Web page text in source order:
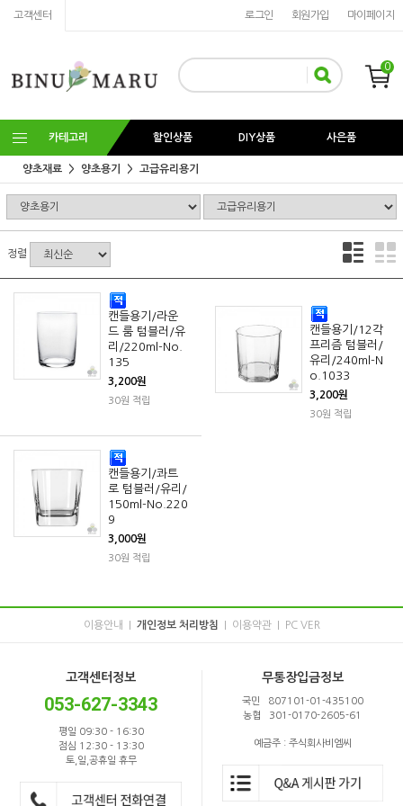
고객센터 마이페이지
회원가입
로그인
0
카테고리 할인상품 DIY상품 사은품
양초재료 양초용기 고급유리용기
정렬
캔들용기/라운
드 룸 텀블러/유
리/220ml-No.
135
3,200원
30원 적립
캔들용기/12각
프리즘 텀블러/
유리/240ml-N
o.1033
3,200원
30원 적립
캔들용기/콰트
로 텀블러/유리/
150ml-No.220
9
3,000원
30원 적립
이용안내 개인정보 처리방침 이용약관 PC VER
고객센터정보
053-627-3343
평일 09:30 - 16:30
점심 12:30 - 13:30
토,일,공휴일 휴무
무통장입금정보
국민 807101-01-435100
농협 301-0170-2605-61
예금주 : 주식회사비엠씨